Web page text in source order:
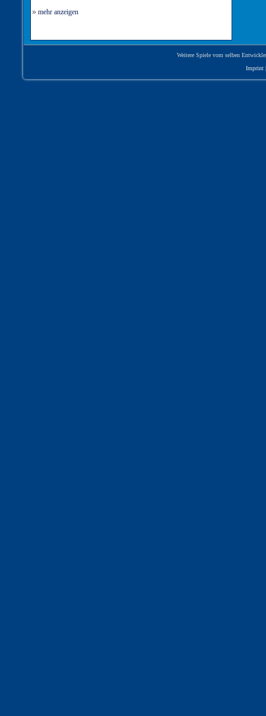
» mehr anzeigen
Weitere Spiele vom selben
Imprint